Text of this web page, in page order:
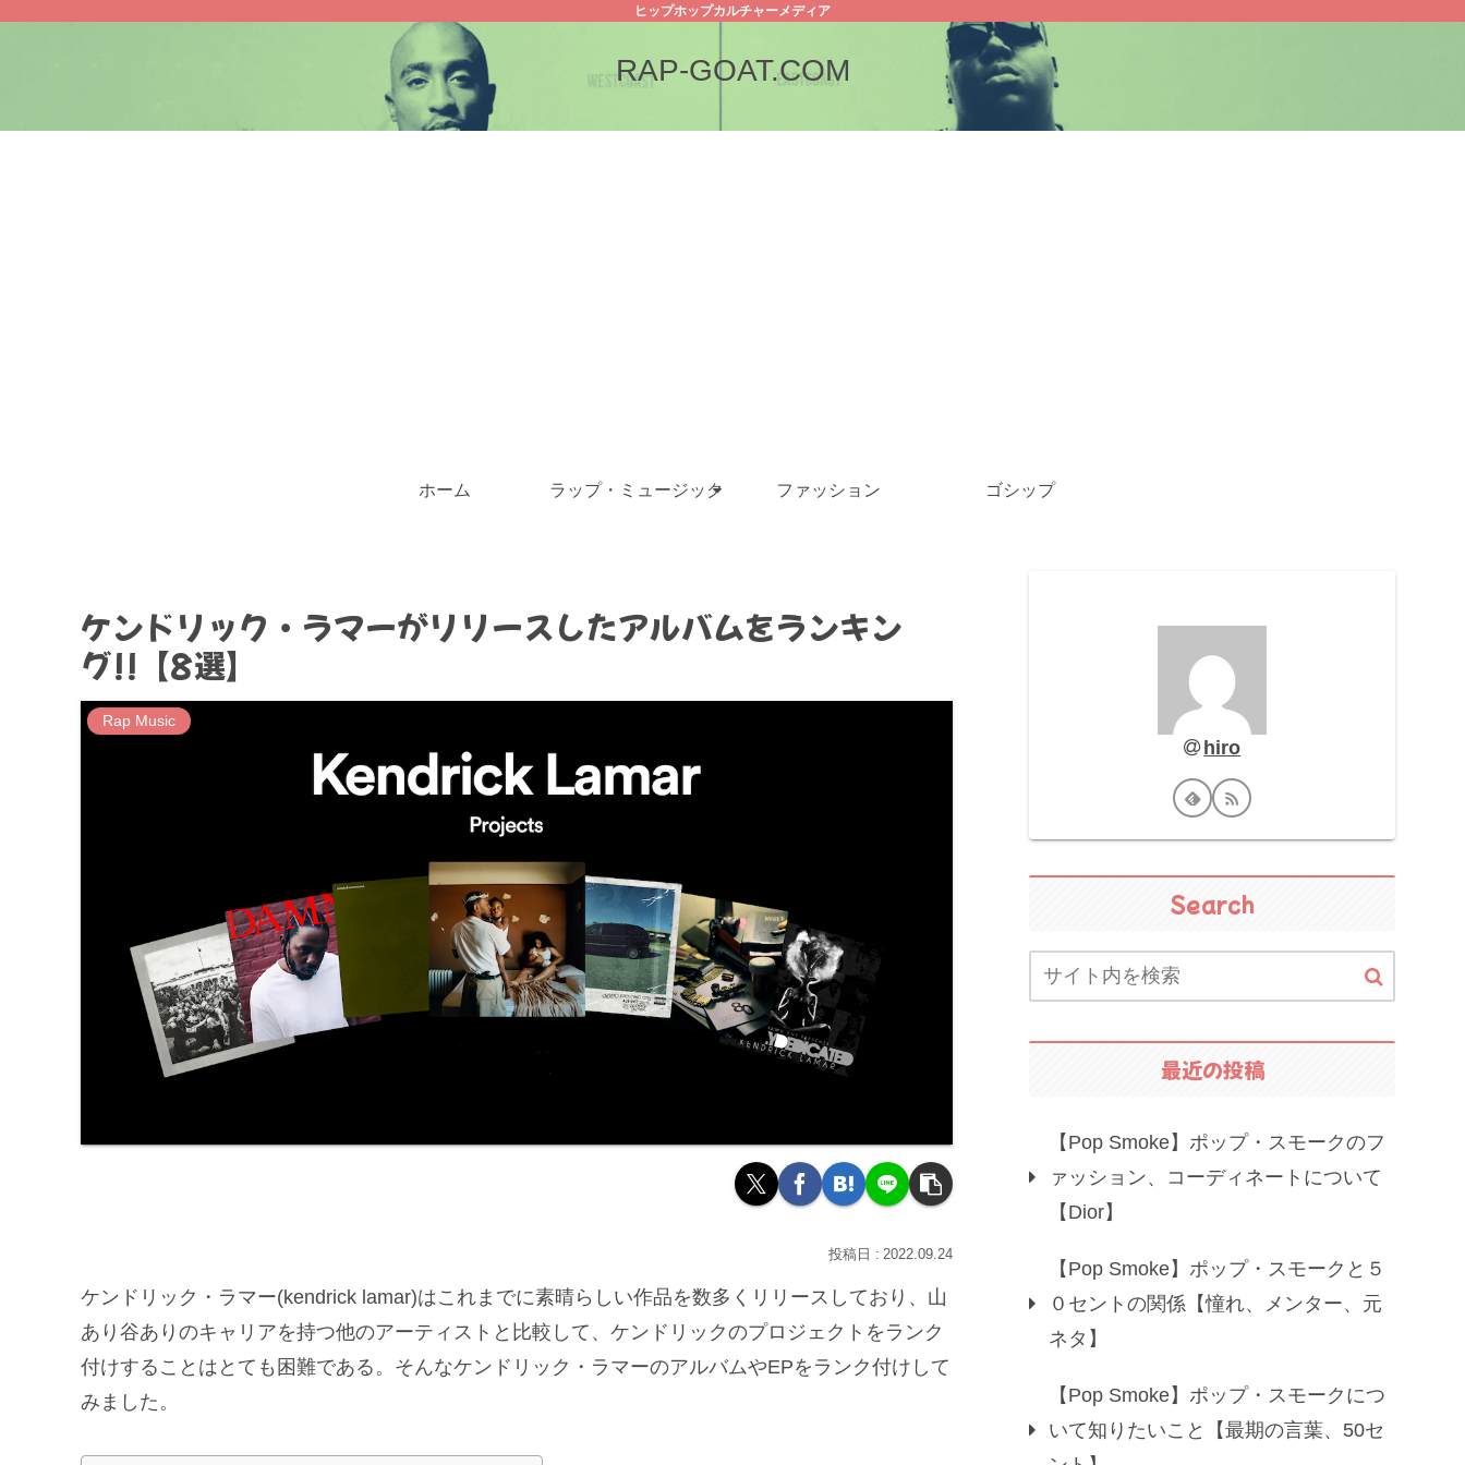
ヒップホップカルチャーメディア
RAP-GOAT.COM
ホーム ラップ・ミュージック ファッション ゴシップ
ケンドリック・ラマーがリリースしたアルバムをランキン
グ!!【8選】
Rap Music
2022.09.24
ケンドリック・ラマー(kendrick lamar)はこれまでに素晴らしい作品を数多くリリースしており、山
あり谷ありのキャリアを持つ他のアーティストと比較して、ケンドリックのプロジェクトをランク
付けすることはとても困難である。そんなケンドリック・ラマーのアルバムやEPをランク付けして
みました。
hiro
Search
最近の投稿
【Pop Smoke】ポップ・スモークのフ
ァッション、コーディネートについて
【Dior】
【Pop Smoke】ポップ・スモークと５
０セントの関係【憧れ、メンター、元
ネタ】
【Pop Smoke】ポップ・スモークにつ
いて知りたいこと【最期の言葉、50セ